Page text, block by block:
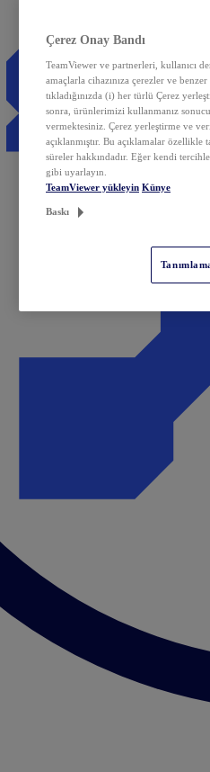
Çerez Onay Bandı
TeamViewer ve partnerleri, kullanıcı
amaçlarla cihazınıza çerezler ve
tıkladığınızda (i) her türlü Çerez
sonra, ürünlerimizi kullanmanız
vermektesiniz. Çerez yerleştirme ve
açıklanmıştır. Bu açıklamalar
süreler hakkındadır. Eğer kendi
gibi uyarlayın.
TeamViewer yükleyin Künye
Baskı